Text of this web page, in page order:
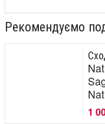
Рекомендуємо
1